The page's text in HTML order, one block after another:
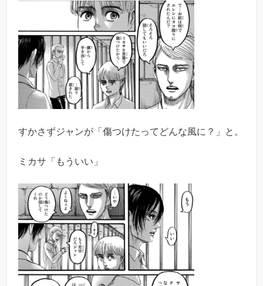
すかさずジャンが「傷つけたってどんな風に？」と。
ミカサ「もういい」